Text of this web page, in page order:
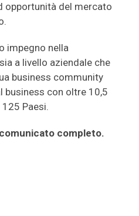
opportunità del mercato
impegno nella
a livello aziendale che
business community
con oltre 10,5
Paesi.
completo.